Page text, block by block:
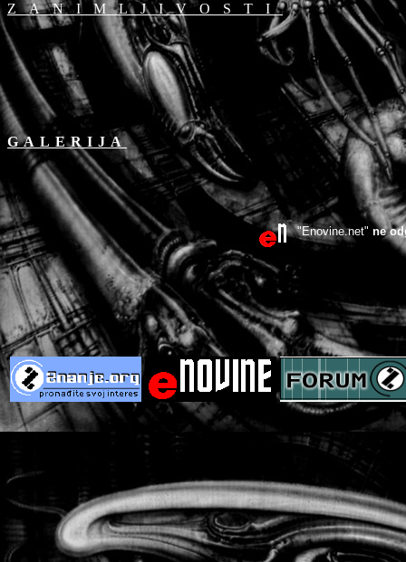
ZANIMLJIVOSTI
GALERIJA
"Enovine.net" ne